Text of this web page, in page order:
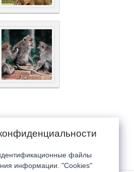
файлы
информации. "Cookies"